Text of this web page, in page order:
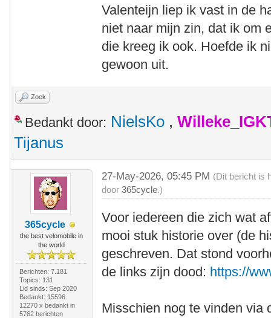
Valenteijn liep ik vast in de
niet naar mijn zin, dat ik om
die kreeg ik ook. Hoefde ik
gewoon uit.
Zoek
Bedankt door: NielsKo ,
Tijanus
365cycle
the best velomobile in
the world
Berichten: 7.181
Topics: 131
Lid sinds: Sep 2020
Bedankt: 15596
12270 x bedankt in
5762 berichten
27-May-2026, 05:45 PM (Dit bericht is
door365cycle.)
Voor iedereen die zich wat
mooi stuk historie over (de
geschreven. Dat stond
de links zijn dood: https://
Misschien nog te vinden via